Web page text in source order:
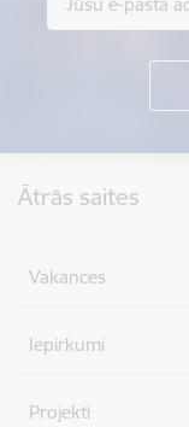
Ātrās saites
Vakances
Iepirkumi
Projekti